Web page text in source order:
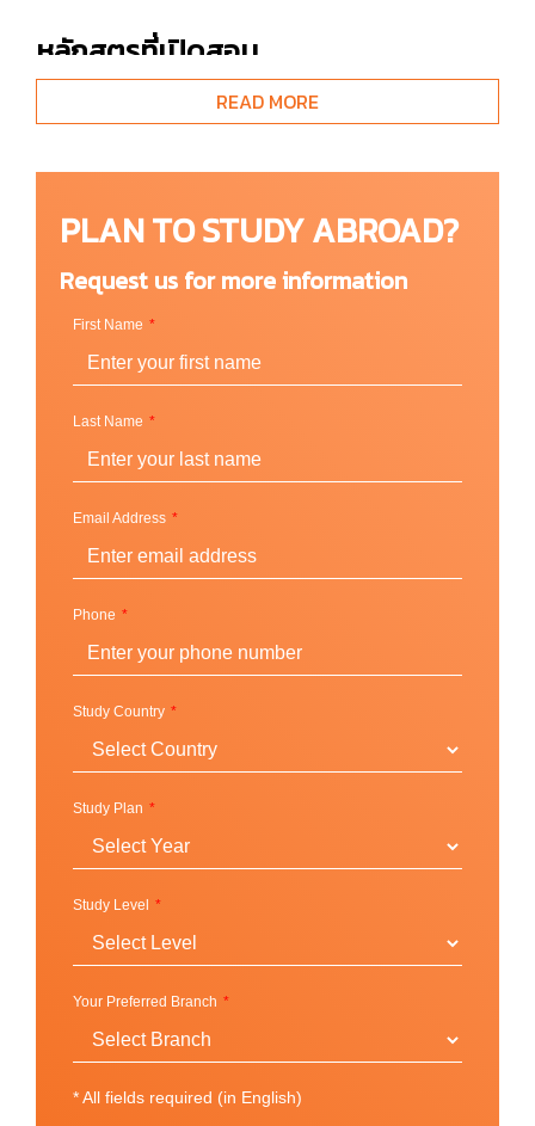
หลักสูตรที่เปิดสอน
หลักสูตรภาษาสมัยใหม่ (Modern Language
Courses)
ภาษาสเปน (Spanish)
READ MORE
PLAN TO STUDY ABROAD?
Request us for more information
First Name
Last Name
Email Address
Phone
Study Country
Study Plan
Study Level
Your Preferred Branch
*All fields required (in English)